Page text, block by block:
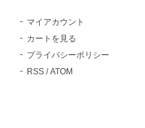
マイアカウント
カートを見る
プライバシーポリシー
RSS /ATOM